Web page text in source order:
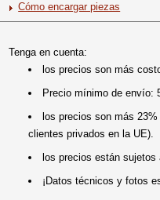
Cómo encargar piezas
Tenga en cuenta:
los precios son más
Precio mínimo de envío:
los precios son más
clientes privados en la UE).
los precios están sujetos
¡Datos técnicos y fotos